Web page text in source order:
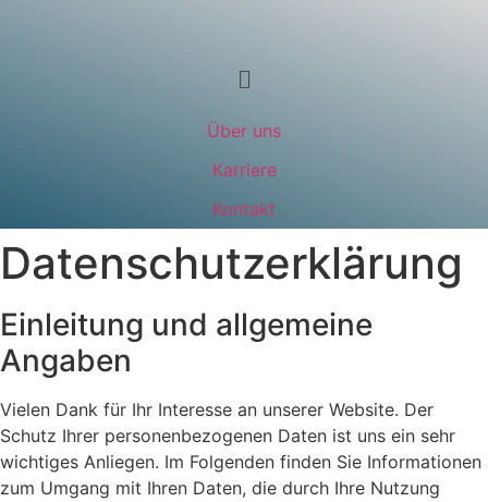
Über uns
Karriere
Kontakt
Datenschutzerklärung
Einleitung und allgemeine
Angaben
Vielen Dank für Ihr Interesse an unserer Website. Der
Schutz Ihrer personenbezogenen Daten ist uns ein sehr
wichtiges Anliegen. Im Folgenden finden Sie Informationen
zum Umgang mit Ihren Daten, die durch Ihre Nutzung